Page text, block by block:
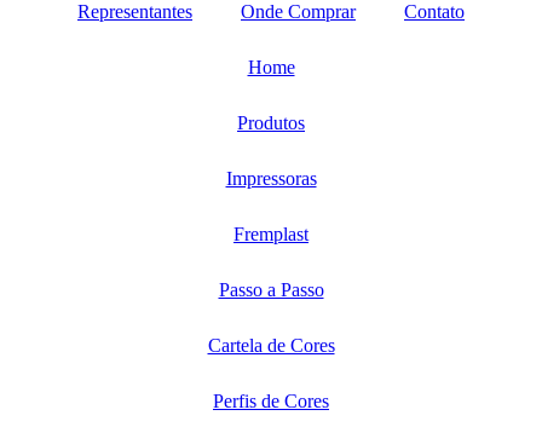
Representantes Onde Comprar Contato
Home
Produtos
Impressoras
Fremplast
Passo a Passo
Cartela de Cores
Perfis de Cores